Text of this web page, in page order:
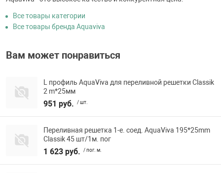
Все товары категории
Все товары бренда Aquaviva
Вам может понравиться
L профиль AquaViva для переливной решетки Classik
2 m*25мм
951 руб. / шт.
Переливная решетка 1-е. соед. AquaViva 195*25mm
Classik 45 шт/1м. пог
1 623 руб. / пог. м.